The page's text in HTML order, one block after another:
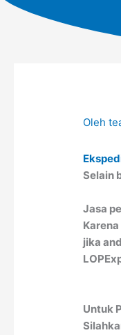
Oleh
Selain
Jasa
jika
Untuk